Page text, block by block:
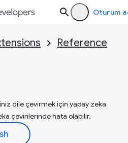
Oturum
Reference
dile çevirmek için yapay zeka
çevirilerinde hata olabilir.